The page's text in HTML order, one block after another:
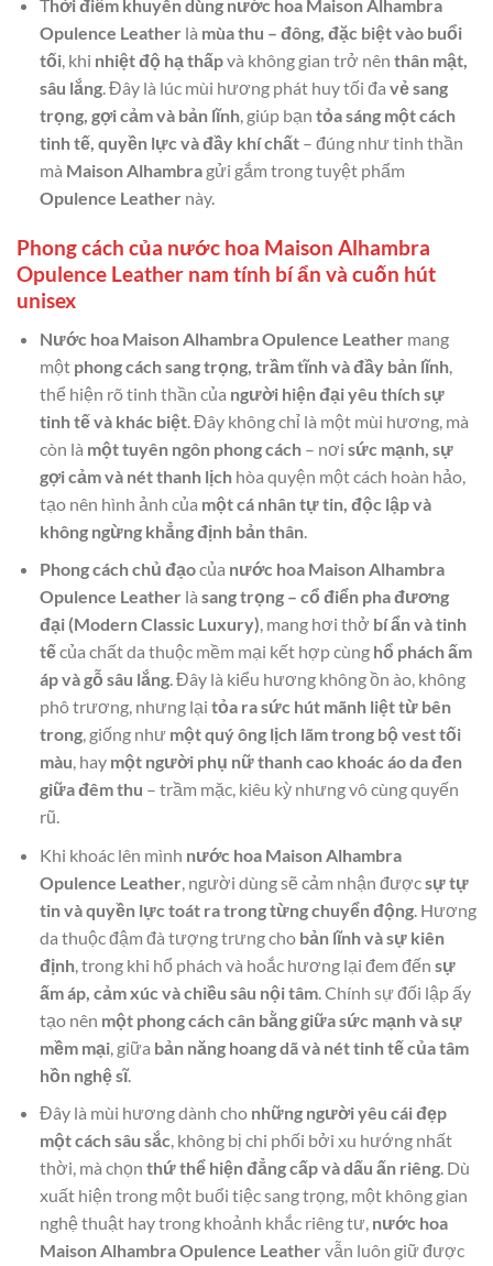
Thời điểm khuyên dùng nước hoa Maison Alhambra
Opulence Leather là mùa thu – đông, đặc biệt vào buổi
tối, khi nhiệt độ hạ thấpvà không gian trở nên thân mật,
sâu lắng. Đây là lúc mùi hương phát huy tối đa vẻ sang
trọng, gợi cảm và bản lĩnh, giúp bạn tỏa sáng một cách
tinh tế, quyền lực và đầy khí chất– đúng như tinh thần
mà Maison Alhambragửi gắm trong tuyệt phẩm
Opulence Leather này.
Phong cách của nước hoa Maison Alhambra
Opulence Leather nam tính bí ẩn và cuốn hút
unisex
Nước hoa Maison Alhambra Opulence Leather mang
một phong cách sang trọng, trầm tĩnh và đầy bản lĩnh,
thể hiện rõ tinh thần của người hiện đại yêu thích sự
tinh tế và khác biệt. Đây không chỉ là một mùi hương, mà
còn là một tuyên ngôn phong cách– nơi sức mạnh, sự
gợi cảm và nét thanh lịchhòa quyện một cách hoàn hảo,
tạo nên hình ảnh của một cá nhân tự tin, độc lập và
không ngừng khẳng định bản thân.
Phong cách chủ đạocủa nước hoa Maison Alhambra
Opulence Leather là sang trọng – cổ điển pha đương
đại (Modern Classic Luxury), mang hơi thở bí ẩn và tinh
tếcủa chất da thuộc mềm mại kết hợp cùng hổ phách ấm
áp và gỗ sâu lắng. Đây là kiểu hương không ồn ào, không
phô trương, nhưng lại tỏa ra sức hút mãnh liệt từ bên
trong, giống như một quý ông lịch lãm trong bộ vest tối
màu, hay một người phụ nữ thanh cao khoác áo da đen
giữa đêm thu – trầm mặc, kiêu kỳ nhưng vô cùng quyến
rũ.
Khi khoác lên mình nước hoa Maison Alhambra
Opulence Leather , người dùng sẽ cảm nhận đượcsự tự
tin và quyền lực toát ra trong từng chuyển động. Hương
da thuộc đậm đà tượng trưng cho bản lĩnh và sự kiên
định, trong khi hổ phách và hoắc hương lại đem đến sự
ấm áp, cảm xúc và chiều sâu nội tâm. Chính sự đối lập ấy
tạo nên một phong cách cân bằng giữa sức mạnh và sự
mềm mại, giữa bản năng hoang dã và nét tinh tế của tâm
hồn nghệ sĩ.
Đây là mùi hương dành cho những người yêu cái đẹp
một cách sâu sắc, không bị chi phối bởi xu hướng nhất
thời, mà chọn thứ thể hiện đẳng cấp và dấu ấn riêng. Dù
xuất hiện trong một buổi tiệc sang trọng, một không gian
nghệ thuật hay trong khoảnh khắc riêng tư, nước hoa
Maison Alhambra Opulence Leather vẫn luôn giữ được